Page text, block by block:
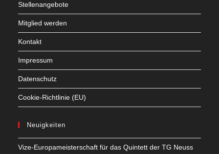
Stellenangebote
Mitglied werden
Kontakt
Impressum
Datenschutz
Cookie-Richtlinie (EU)
Neuigkeiten
Vize-Europameisterschaft für das Quintett der TG Neuss